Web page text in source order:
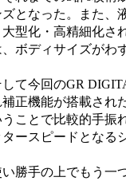
となった。また、
型化・高精細化さ
ボディサイズがわ
て今回のGR
正機能が搭載され
ことで比較的手振
ースピードとなる
勝手の上でもう一